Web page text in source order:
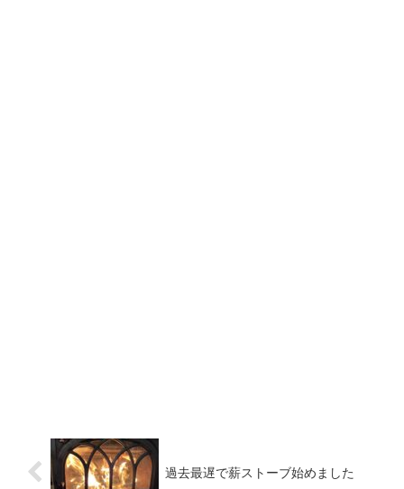
過去最遅で薪ストーブ始めました